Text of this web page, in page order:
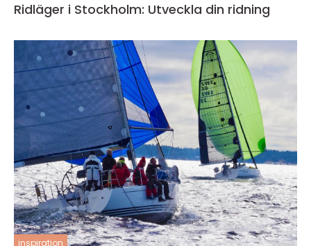
Ridläger i Stockholm: Utveckla din ridning
inspiration